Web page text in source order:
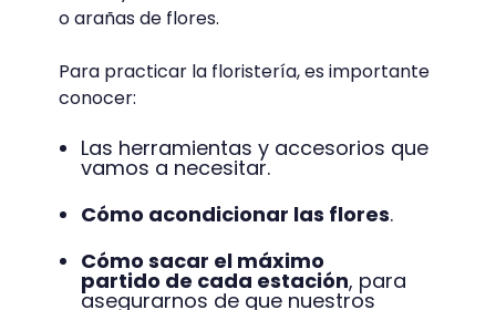
sobre qué es la floristería, también
podemos definirla como una
diseño floral.
¿Y por qué hablamos de diseño floral?
Porque podemos aplicar algunas reglas del
composiciones de arreglos florales, desde
o arañas de flores.